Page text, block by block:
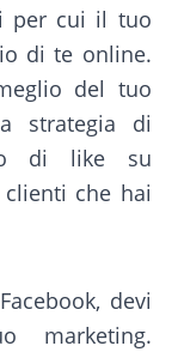
per cui il tuo
di te online.
del tuo
strategia di
di like su
che hai
devi
marketing.